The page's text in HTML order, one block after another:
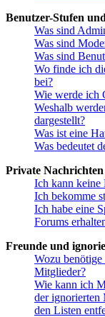
Benutzer-Stufen
Was sind
Was sind
Was sind
Wo finde ich
bei?
Wie werde ich
Weshalb
dargestellt?
Was ist eine
Was bedeutet
Private Nachrichten
Ich kann keine
Ich bekomme
Ich habe eine
Forums
Freunde und
Wozu
Mitglieder?
Wie kann ich
der ignorierten
den Listen